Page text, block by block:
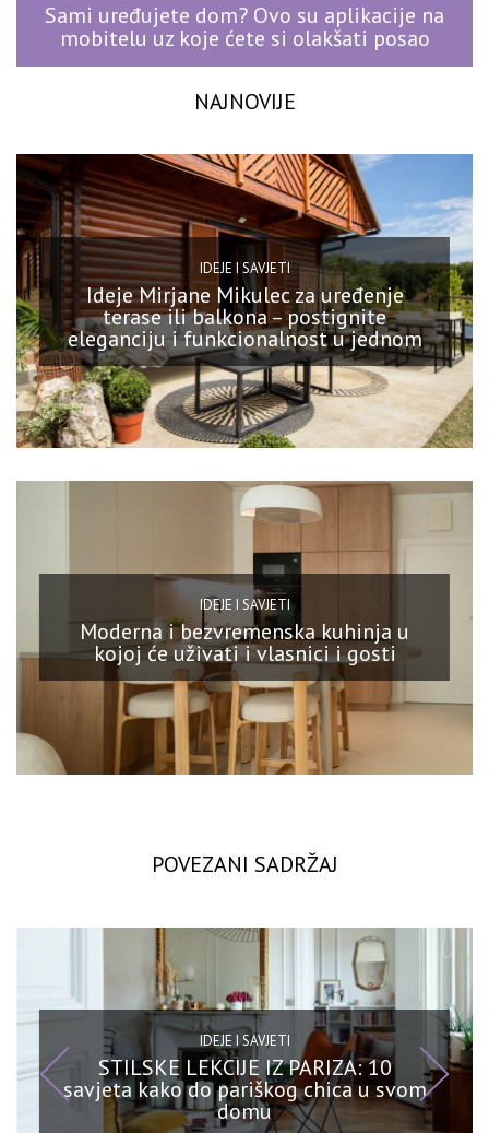
Sami uređujete dom? Ovo su aplikacije na
mobitelu uz koje ćete si olakšati posao
NAJNOVIJE
IDEJE I SAVJETI
Ideje Mirjane Mikulec za uređenje
terase ili balkona – postignite
eleganciju i funkcionalnost u jednom
IDEJE I SAVJETI
Moderna i bezvremenska kuhinja u
kojoj će uživati i vlasnici i gosti
POVEZANI SADRŽAJ
IDEJE I SAVJETI
STILSKE LEKCIJE IZ PARIZA: 10
savjeta kako do pariškog chica u svom
domu